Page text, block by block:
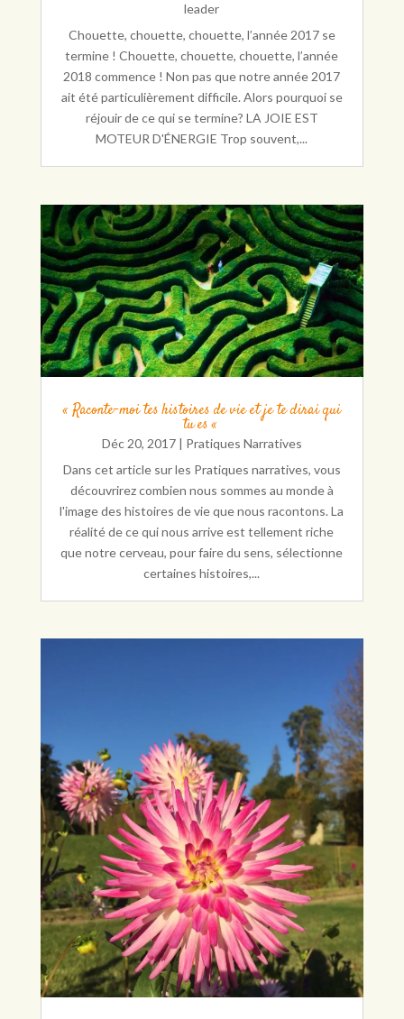
leader
Chouette, chouette, chouette, l’année 2017 se
termine ! Chouette, chouette, chouette, l’année
2018 commence ! Non pas que notre année 2017
ait été particulièrement difficile. Alors pourquoi se
réjouir de ce qui se termine? LA JOIE EST
MOTEUR D'ÉNERGIE Trop souvent,...
« Raconte-moi tes histoires de vie et je te dirai qui
tu es «
Déc 20, 2017| Pratiques Narratives
Dans cet article sur les Pratiques narratives, vous
découvrirez combien nous sommes au monde à
l'image des histoires de vie que nous racontons. La
réalité de ce qui nous arrive est tellement riche
que notre cerveau, pour faire du sens, sélectionne
certaines histoires,...